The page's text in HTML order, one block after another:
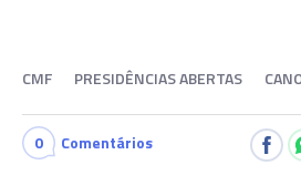
CMF PRESIDÊNCIAS ABERTAS
0 Comentários